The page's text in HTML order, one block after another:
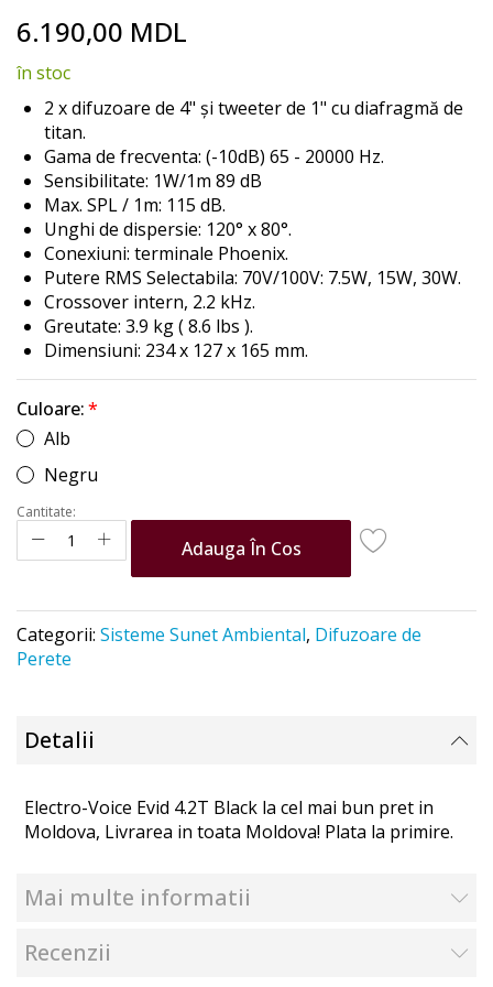
to
beginning
of
images
gallery
6.190,00 MDL
în stoc
2 x difuzoare de 4" și tweeter de 1" cu diafragmă de
titan.
Gama de frecventa: (-10dB) 65 - 20000 Hz.
Sensibilitate: 1W/1m 89 dB
Max. SPL / 1m: 115 dB.
Unghi de dispersie: 120° x 80°.
Conexiuni: terminale Phoenix.
Putere RMS Selectabila: 70V/100V: 7.5W, 15W, 30W.
Crossover intern, 2.2 kHz.
Greutate: 3.9 kg ( 8.6 lbs ).
Dimensiuni: 234 x 127 x 165 mm.
Culoare:
Alb
Negru
Cantitate:
Adauga În Cos
Categorii: Sisteme Sunet Ambiental, Difuzoare de
Perete
Detalii
Electro-Voice Evid 4.2T Black la cel mai bun pret in
Moldova, Livrarea in toata Moldova! Plata la primire.
Mai multe informatii
Recenzii